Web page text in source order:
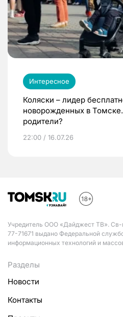
Интересное
Коляски – лидер
новорожденных в
родители?
22:00 / 16.07.26
Учредитель ООО «Дайджест ТВ».
77-71671 выдано Федеральной
информационных технологий и
Разделы
Новости
Контакты